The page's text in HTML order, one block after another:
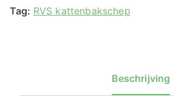
Tag: RVS kattenbakschep
Beschrijving